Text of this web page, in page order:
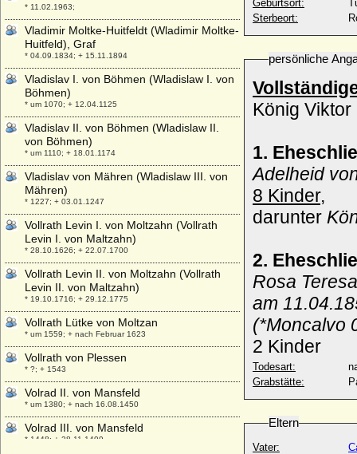
Geburtsort:
Sterbeort:
persönliche
König
1.
Adelheid
8 Kinder,
darunter
2.
Rosa
am
(*Moncalvo
2 Kinder
Todesart:
Grabstätte:
Eltern
Vater:
* 11.02.1963;
Vladimir Moltke-Huitfeldt (Wladimir Moltke-
Huitfeld), Graf
* 04.09.1834; + 15.11.1894
Vladislav I. von Böhmen (Wladislaw I. von
Böhmen)
* um 1070; + 12.04.1125
Vladislav II. von Böhmen (Wladislaw II.
von Böhmen)
* um 1110; + 18.01.1174
Vladislav von Mähren (Wladislaw III. von
Mähren)
* 1227; + 03.01.1247
Vollrath Levin I. von Moltzahn (Vollrath
Levin I. von Maltzahn)
* 28.10.1626; + 22.07.1700
Vollrath Levin II. von Moltzahn (Vollrath
Levin II. von Maltzahn)
* 19.10.1716; + 29.12.1775
Vollrath Lütke von Moltzan
* um 1559; + nach Februar 1623
Vollrath von Plessen
* ?; + 1543
Volrad II. von Mansfeld
* um 1380; + nach 16.08.1450
Volrad III. von Mansfeld
* 1448; + 28.11.1499